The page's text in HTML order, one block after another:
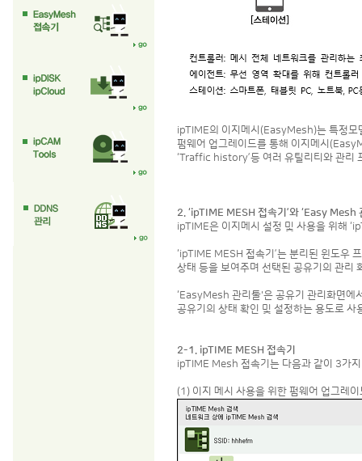
ipTIME의 이지메시(EasyMesh)는 특정모
펌웨어 업그레이드를 통해 이지메시
‘Traffic history’등 여러 유틸리티와 관리
2. ‘ipTIME MESH 접속기’와 ‘Easy Mesh
ipTIME은 이지메시 설정 및 사용을 위해
‘ipTIME MESH 접속기’는 분리된 윈도우
상태 등을 보여주며 선택된 공유기의 관리
‘EasyMesh 관리툴'은 공유기 관리화면에
공유기의 상태 확인 및 설정하는 용도로 사
2-1. ipTIME MESH 접속기
ipTIME Mesh 접속기는 다음과 같이 3가
(1) 이지 메시 사용을 위한 펌웨어 업그레이